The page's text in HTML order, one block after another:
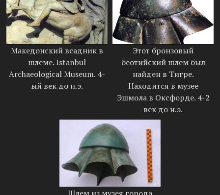
Македонский всадник в
шлеме. Istanbul
Archaeological Museum. 4-
ый век до н.э.
Этот бронзовый
беотийский шлем был
найден в Тигре.
Находится в музее
Эшмола в Оксфорде. 4-2
век до н.э.